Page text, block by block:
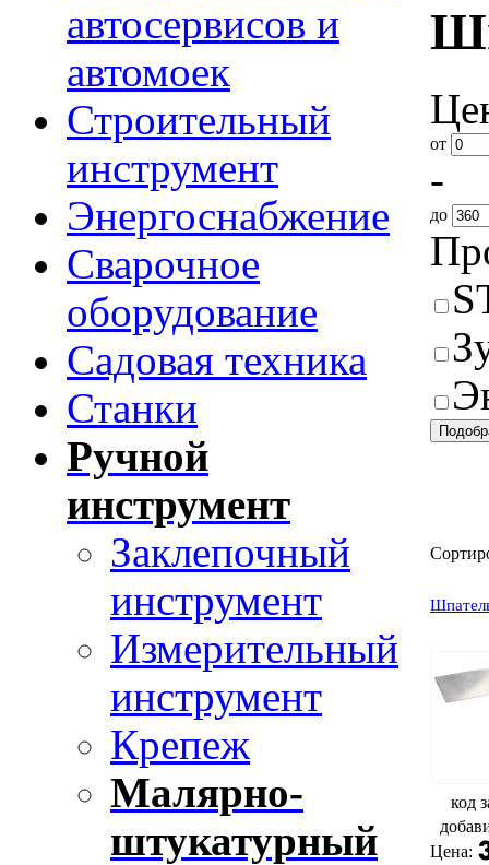
автосервисов и
автомоек
Строительный
инструмент
Энергоснабжение
Сварочное
оборудование
Садовая техника
Станки
Ручной
инструмент
Заклепочный
инструмент
Измерительный
инструмент
Крепеж
Малярно-
штукатурный
от
-
до
код
Цена: